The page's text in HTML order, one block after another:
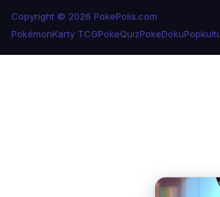
Copyright © 2026 PokePolis.com
PokémonKarty TCGPokeQuizPokeDoku